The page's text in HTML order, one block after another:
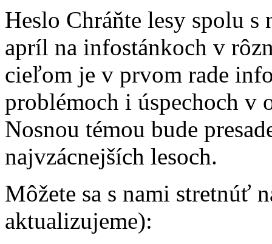
Heslo Chráňte lesy spolu
apríl na infostánkoch v
cieľom je v prvom rade
problémoch i úspechoch v
Nosnou témou bude
najvzácnejších lesoch.
Môžete sa s nami stretnúť
aktualizujeme):